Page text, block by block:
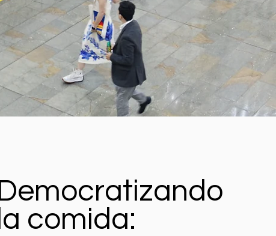
Democratizando
la comida: